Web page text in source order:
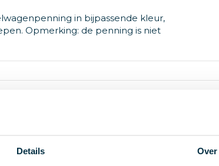
Details Over
in bijpassende kleur,
Opmerking: de penning is niet